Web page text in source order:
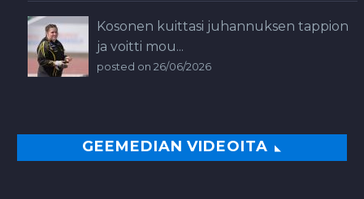
Kosonen kuittasi juhannuksen tappion
ja voitti mou...
posted on 26/06/2026
GEEMEDIAN VIDEOITA